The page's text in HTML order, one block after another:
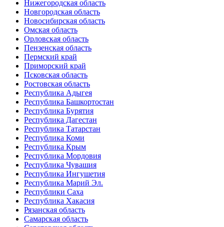
Нижегородская область
Новгородская область
Новосибирская область
Омская область
Орловская область
Пензенская область
Пермский край
Приморский край
Псковская область
Ростовская область
Республика Адыгея
Республика Башкортостан
Республика Бурятия
Республика Дагестан
Республика Татарстан
Республика Коми
Республика Крым
Республика Мордовия
Республика Чувашия
Республика Ингушетия
Республика Марий Эл.
Республики Саха
Республика Хакасия
Рязанская область
Самарская область